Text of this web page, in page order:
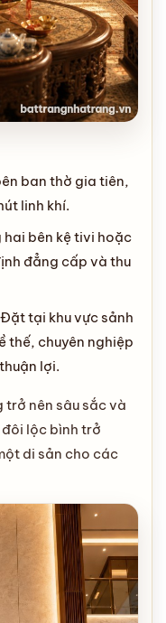
ban thờ gia tiên,
linh khí.
hai bên kệ tivi hoặc
đẳng cấp và thu
Đặt tại khu vực sảnh
thế, chuyên nghiệp
lợi.
trở nên sâu sắc và
lộc bình trở
di sản cho các